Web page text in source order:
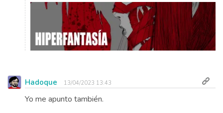
Hadoque 13/04/2023 13:43
Yo me apunto también.